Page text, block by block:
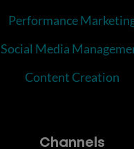
Performance
Social Media
Content Creation
Channels